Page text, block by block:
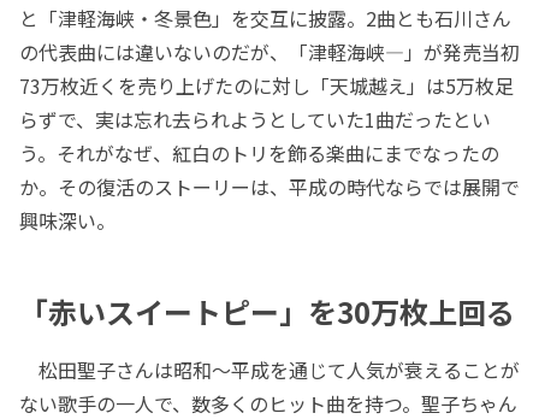
と「津軽海峡・冬景色」を交互に披露。2曲とも石川さん
の代表曲には違いないのだが、「津軽海峡―」が発売当初
73万枚近くを売り上げたのに対し「天城越え」は5万枚足
らずで、実は忘れ去られようとしていた1曲だったとい
う。それがなぜ、紅白のトリを飾る楽曲にまでなったの
か。その復活のストーリーは、平成の時代ならでは展開で
興味深い。
「赤いスイートピー」を30万枚上回る
松田聖子さんは昭和～平成を通じて人気が衰えることが
ない歌手の一人で、数多くのヒット曲を持つ。聖子ちゃん